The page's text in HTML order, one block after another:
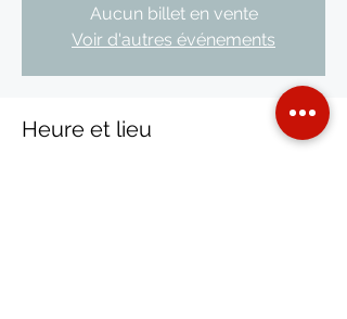
Aucun billet en vente
Voir d'autres événements
Heure et lieu